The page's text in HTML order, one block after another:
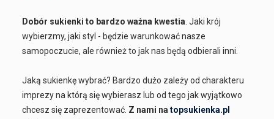
Dobór sukienki to bardzo ważna kwestia . Jaki krój
wybierzmy, jaki styl - będzie warunkować nasze
samopoczucie, ale również to jak nas będą odbierali inni.
Jaką sukienkę wybrać? Bardzo dużo zależy od charakteru
imprezy na którą się wybierasz lub od tego jak wyjątkowo
chcesz się zaprezentować. Z nami natopsukienka.pl